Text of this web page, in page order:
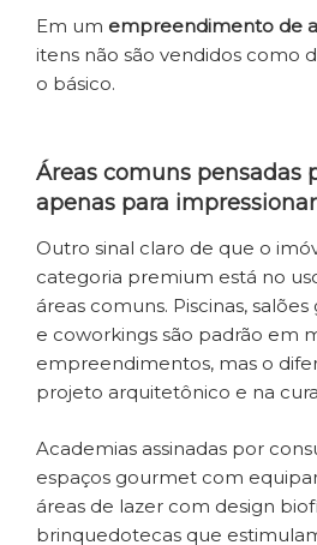
Em um empreendimento de
itens não são vendidos como
o básico.
Áreas comuns pensadas
apenas para impressionar
Outro sinal claro de que o
categoria premium está no
áreas comuns. Piscinas,
e coworkings são padrão em
empreendimentos, mas o
projeto arquitetônico e na
Academias assinadas por
espaços gourmet com
áreas de lazer com design
brinquedotecas que